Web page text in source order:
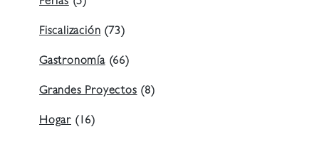
Ferias(5)
Fiscalización(73)
Gastronomía(66)
Grandes Proyectos(8)
Hogar (16)